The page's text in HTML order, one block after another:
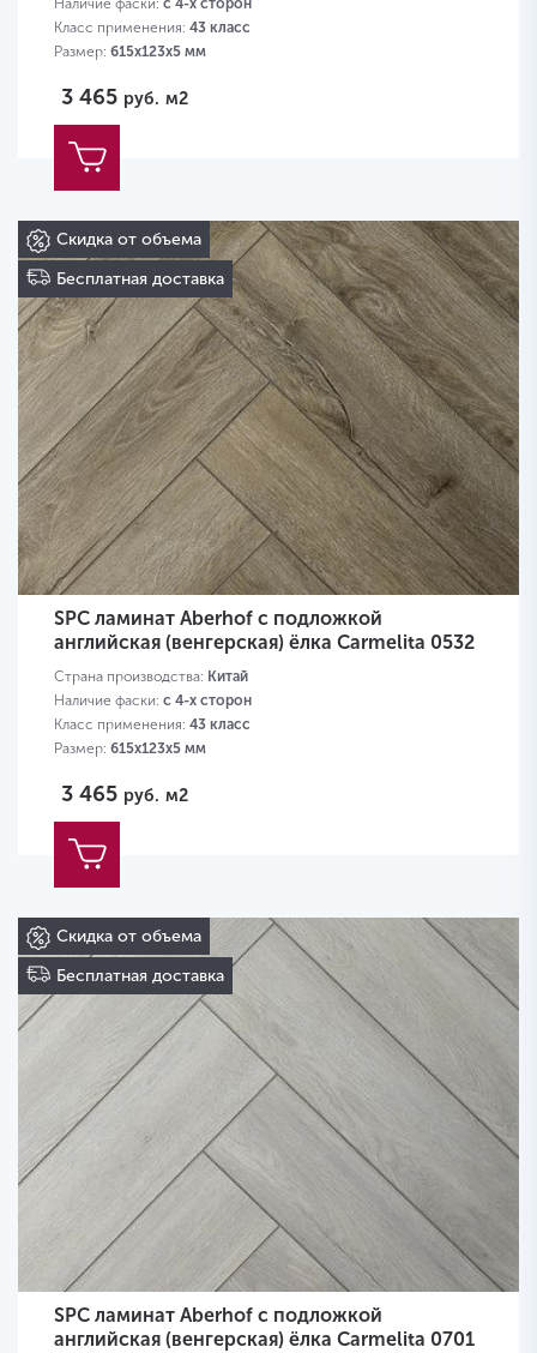
Наличие фаски: с 4-х сторон
Класс применения: 43 класс
Размер: 615х123х5 мм
3 465 руб. м2
Скидка от объема
Бесплатная доставка
SPC ламинат Aberhof с подложкой
английская (венгерская) ёлка Carmelita 0532
Страна производства: Китай
Наличие фаски: с 4-х сторон
Класс применения: 43 класс
Размер: 615х123х5 мм
3 465 руб. м2
Скидка от объема
Бесплатная доставка
SPC ламинат Aberhof с подложкой
английская (венгерская) ёлка Carmelita 0701